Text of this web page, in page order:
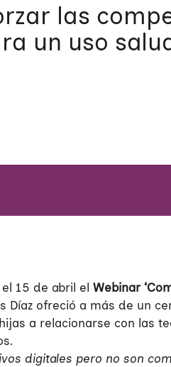
las
un uso
15 de abril el Webinar
Díaz ofreció a más de un
a relacionarse con las
digitales pero no son